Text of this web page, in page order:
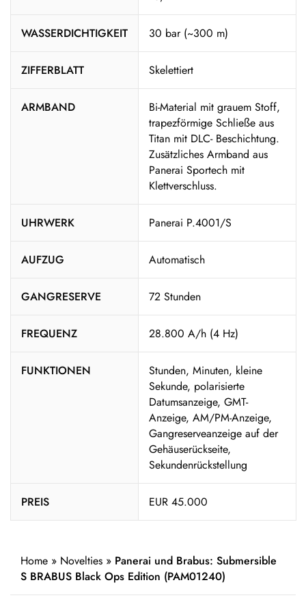
WASSERDICHTIGKEIT 30 bar (~300 m)
ZIFFERBLATT Skelettiert
ARMBAND
Bi-Material mit grauem Stoff,
trapezförmige Schließe aus
Titan mit DLC- Beschichtung.
Zusätzliches Armband aus
Panerai Sportech mit
Klettverschluss.
UHRWERK Panerai P.4001/S
AUFZUG Automatisch
GANGRESERVE 72 Stunden
FREQUENZ 28.800 A/h (4 Hz)
FUNKTIONEN
Stunden, Minuten, kleine
Sekunde, polarisierte
Datumsanzeige, GMT-
Anzeige, AM/PM-Anzeige,
Gangreserveanzeige auf der
Gehäuserückseite,
Sekundenrückstellung
PREIS EUR 45.000
Home » Novelties » Panerai und Brabus: Submersible
S BRABUS Black Ops Edition (PAM01240)